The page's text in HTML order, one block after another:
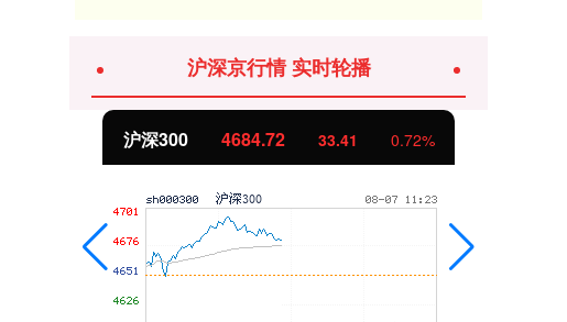
沪深京行情 实时轮播
北证50 1126.78 3.90 0.35%